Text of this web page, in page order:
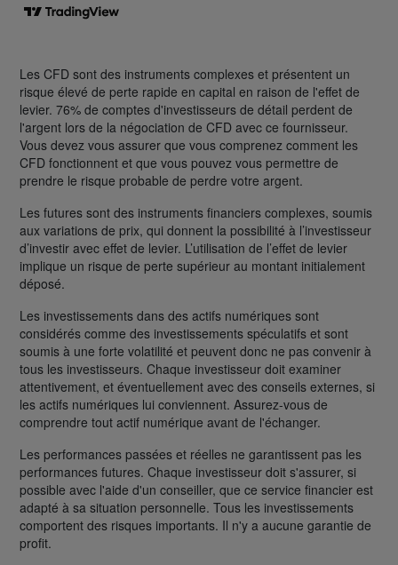
Les CFD sont des instruments complexes et présentent un
risque élevé de perte rapide en capital en raison de l'effet de
levier. 76% de comptes d'investisseurs de détail perdent de
l'argent lors de la négociation de CFD avec ce fournisseur.
Vous devez vous assurer que vous comprenez comment les
CFD fonctionnent et que vous pouvez vous permettre de
prendre le risque probable de perdre votre argent.
Les futures sont des instruments financiers complexes, soumis
aux variations de prix, qui donnent la possibilité à l’investisseur
d’investir avec effet de levier. L’utilisation de l’effet de levier
implique un risque de perte supérieur au montant initialement
déposé.
Les investissements dans des actifs numériques sont
considérés comme des investissements spéculatifs et sont
soumis à une forte volatilité et peuvent donc ne pas convenir à
tous les investisseurs. Chaque investisseur doit examiner
attentivement, et éventuellement avec des conseils externes, si
les actifs numériques lui conviennent. Assurez-vous de
comprendre tout actif numérique avant de l'échanger.
Les performances passées et réelles ne garantissent pas les
performances futures. Chaque investisseur doit s'assurer, si
possible avec l'aide d'un conseiller, que ce service financier est
adapté à sa situation personnelle. Tous les investissements
comportent des risques importants. Il n'y a aucune garantie de
profit.